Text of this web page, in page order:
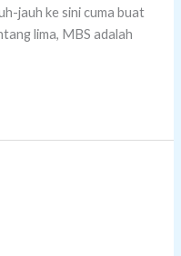
jauh ke sini cuma buat
lima, MBS adalah